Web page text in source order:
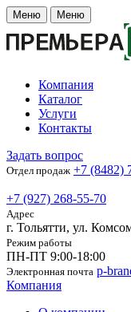
Меню Меню
Компания
Каталог
Услуги
Контакты
Задать вопрос
Отдел продаж +7 (8482)
+7 (927) 268-55-70
Адрес
г. Тольятти, ул.
Режим работы
ПН-ПТ 9:00-18:00
Электронная почта p-
Компания